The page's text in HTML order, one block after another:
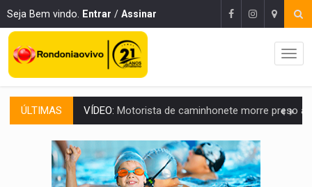
Seja Bem vindo. Entrar / Assinar
ÚLTIMAS LAZER:Seis lugares gratuitos para aproveitar o fim de semana
VÍDEO:FTICCO e Força Tática prendem membro do CV com arma e drogas
INCLUSÃO:Prefeitura fortalece parceria com a APAE para ampliar ações